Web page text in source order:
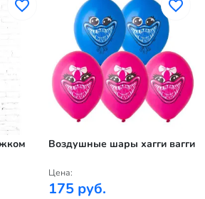
Воздушные шары хагги вагги
Цена:
175 руб.